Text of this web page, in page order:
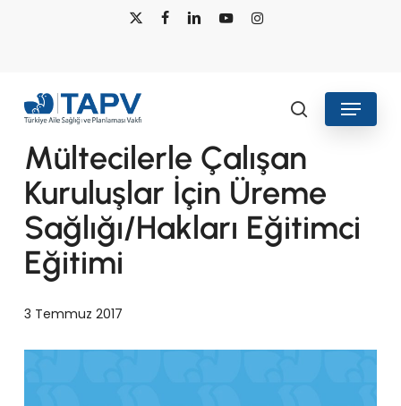
x-
facebooklinkedin youtubeinstagram
search
Menu
Haberler
Mültecilerle Çalışan
Kuruluşlar İçin Üreme
Sağlığı/Hakları Eğitimci
Eğitimi
3 Temmuz 2017